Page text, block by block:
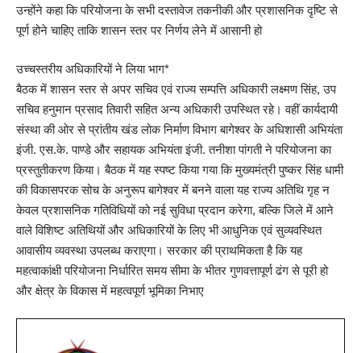
उन्होंने कहा कि परियोजना के सभी दस्तावेज तकनीकी और प्रशासनिक दृष्टि से
पूर्ण होने चाहिए ताकि शासन स्तर पर निर्णय लेने में आसानी हो
उच्चस्तरीय अधिकारियों ने लिया भाग*
बैठक में शासन स्तर से अपर सचिव एवं राज्य सम्पत्ति अधिकारी लक्ष्मण सिंह, उप
सचिव हनुमान प्रसाद तिवारी सहित अन्य अधिकारी उपस्थित रहे। वहीं कार्यदायी
संस्था की ओर से प्रांतीय खंड लोक निर्माण विभाग बागेश्वर के अधिशासी अभियंता
इंजी. एस.के. पाण्डे और सहायक अभियंता इंजी. तनीशा पांगती ने परियोजना का
प्रस्तुतीकरण किया। बैठक में यह स्पष्ट किया गया कि मुख्यमंत्री पुष्कर सिंह धामी
की विकासपरक सोच के अनुरूप बागेश्वर में बनने वाला यह राज्य अतिथि गृह न
केवल प्रशासनिक गतिविधियों को नई सुविधा प्रदान करेगा, बल्कि जिले में आने
वाले विशिष्ट अतिथियों और अधिकारियों के लिए भी आधुनिक एवं सुव्यवस्थित
आवासीय व्यवस्था उपलब्ध कराएगा। सरकार की प्राथमिकता है कि यह
महत्वाकांक्षी परियोजना निर्धारित समय सीमा के भीतर गुणवत्तापूर्ण ढंग से पूरी हो
और क्षेत्र के विकास में महत्वपूर्ण भूमिका निभाए